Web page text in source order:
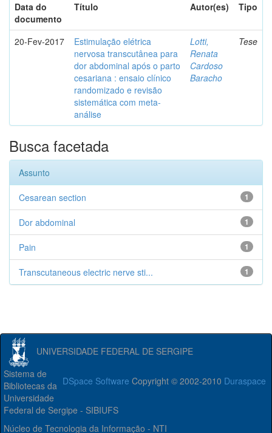
Data do
documento
Título Autor(es) Tipo
20-Fev-2017
Estimulação elétrica
nervosa transcutânea para
dor abdominal após o parto
cesariana : ensaio clínico
randomizado e revisão
sistemática com meta-
análise
Lotti,
Renata
Cardoso
Baracho
Tese
Busca facetada
Assunto
1
Cesarean section
1
Dor abdominal
1
Pain
1
Transcutaneous electric nerve sti...
UNIVERSIDADE FEDERAL DE SERGIPE
DSpace Software Copyright © 2002-2010 Duraspace
Sistema de
Bibliotecas da
Universidade
Federal de Sergipe - SIBIUFS
Núcleo de Tecnologia da Informação - NTI